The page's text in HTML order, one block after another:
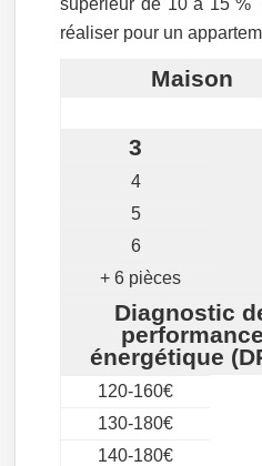
supérieur de 10 à 15 %
réaliser pour un
Maison
3
4
5
6
+ 6 pièces
Diagnostic
performance
énergétique
120-160€
130-180€
140-180€